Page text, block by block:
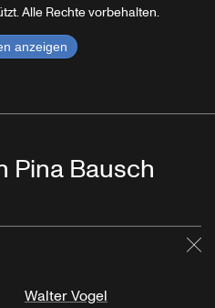
Alle Rechte vorbehalten.
anzeigen
Pina Bausch
Walter Vogel